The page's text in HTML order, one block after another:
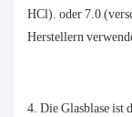
HCl). oder 7.0
Herstellern
4. Die Glasblase ist